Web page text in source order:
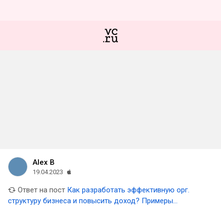
Alex B
19.04.2023
Ответ на пост Как разработать эффективную орг.
структуру бизнеса и повысить доход? Примеры